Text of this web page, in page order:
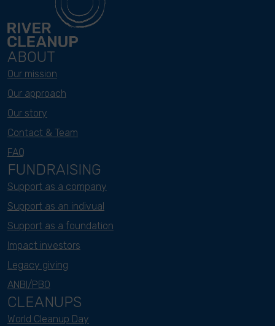
ABOUT
Our mission
Our approach
Our story
Contact & Team
FAQ
FUNDRAISING
Support as a company
Support as an indivual
Support as a foundation
Impact investors
Legacy giving
ANBI/PBO
CLEANUPS
World Cleanup Day